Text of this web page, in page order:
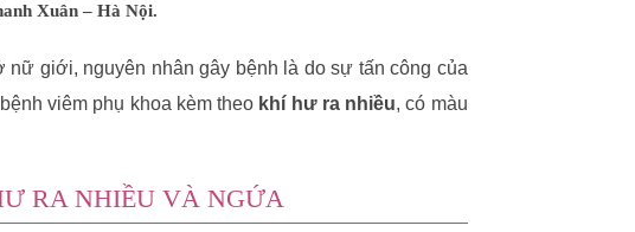
Xuân – Hà Nội.
nữ giới, nguyên nhân gây bệnh là do sự tấn công của
viêm phụ khoa kèm theo khí hư ra nhiều, có màu
RA NHIỀU VÀ NGỨA